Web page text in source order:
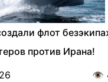
флот
против Ирана!
👁️